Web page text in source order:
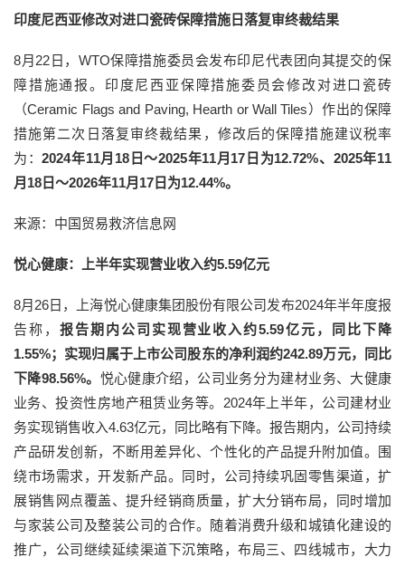
印度尼西亚修改对进口瓷砖保障措施日落复审终裁结果
8月22日，WTO保障措施委员会发布印尼代表团向其提交的保
障措施通报。印度尼西亚保障措施委员会修改对进口瓷砖
（Ceramic Flags and Paving, Hearth or Wall Tiles）作出的保障
措施第二次日落复审终裁结果，修改后的保障措施建议税率
为：2024年11月18日～2025年11月17日为12.72%、2025年11
月18日～2026年11月17日为12.44%。
来源：中国贸易救济信息网
悦心健康：上半年实现营业收入约5.59亿元
8月26日，上海悦心健康集团股份有限公司发布2024年半年度报
告称， 报告期内公司实现营业收入约5.59亿元，同比下降
1.55%；实现归属于上市公司股东的净利润约242.89万元，同比
下降98.56%。 悦心健康介绍，公司业务分为建材业务、大健康
业务、投资性房地产租赁业务等。2024年上半年，公司建材业
务实现销售收入4.63亿元，同比略有下降。报告期内，公司持续
产品研发创新，不断用差异化、个性化的产品提升附加值。围
绕市场需求，开发新产品。同时，公司持续巩固零售渠道，扩
展销售网点覆盖、提升经销商质量，扩大分销布局，同时增加
与家装公司及整装公司的合作。随着消费升级和城镇化建设的
推广，公司继续延续渠道下沉策略，布局三、四线城市，大力